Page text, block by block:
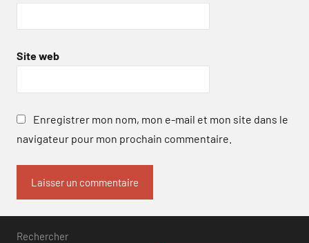
Site web
Enregistrer mon nom, mon e-mail et mon site dans le
navigateur pour mon prochain commentaire.
Rechercher